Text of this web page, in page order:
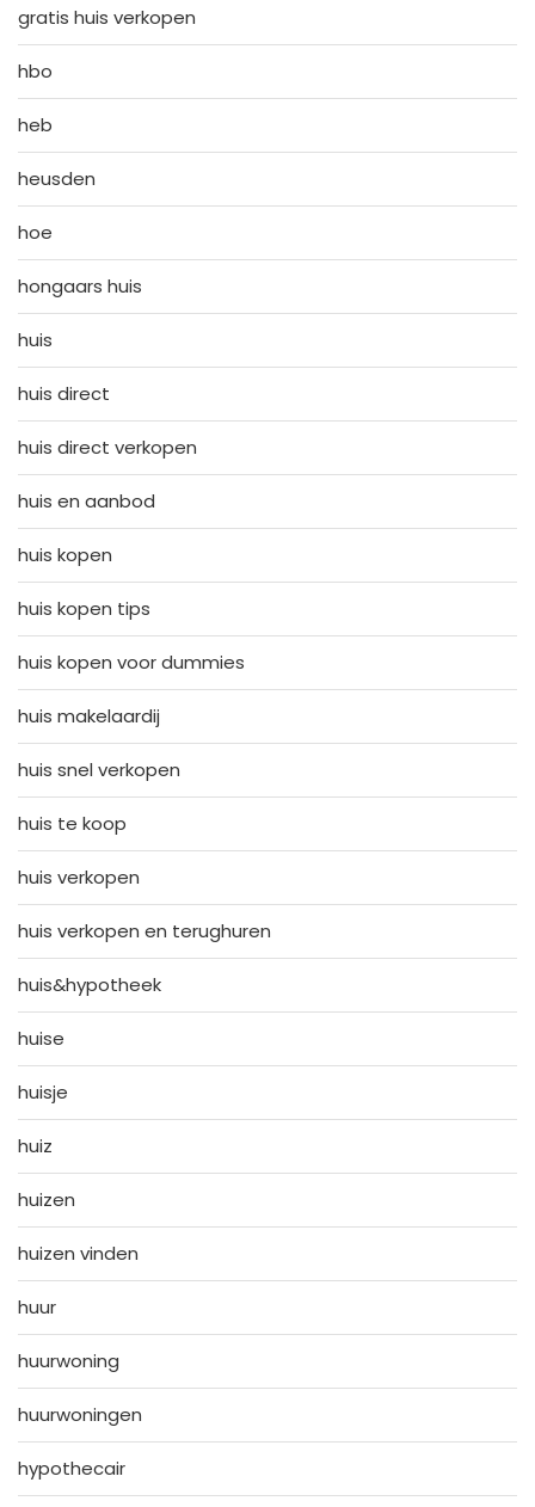
gratis huis verkopen
hbo
heb
heusden
hoe
hongaars huis
huis
huis direct
huis direct verkopen
huis en aanbod
huis kopen
huis kopen tips
huis kopen voor dummies
huis makelaardij
huis snel verkopen
huis te koop
huis verkopen
huis verkopen en terughuren
huis&hypotheek
huise
huisje
huiz
huizen
huizen vinden
huur
huurwoning
huurwoningen
hypothecair